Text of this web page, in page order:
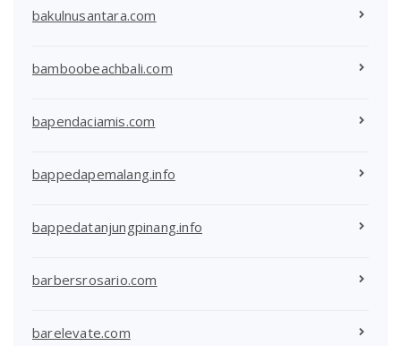
bakulnusantara.com
bamboobeachbali.com
bapendaciamis.com
bappedapemalang.info
bappedatanjungpinang.info
barbersrosario.com
barelevate.com